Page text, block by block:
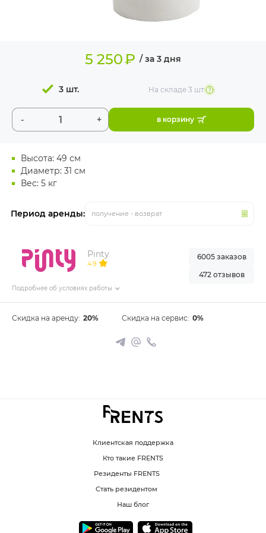
Высота: 49 см
Диаметр: 31 см
Вес: 5 кг
Период аренды: получение - возврат
5 250₽ / за 3 дня
- +
3 шт. На складе 3 шт
в корзину
Pinty
4.9
Подробнее об условиях работы
6005 заказов
472 отзывов
Скидка на аренду: 20% Скидка на сервис: 0%
Клиентская поддержка
Кто такие FRENTS
Резиденты FRENTS
Стать резидентом
Наш блог